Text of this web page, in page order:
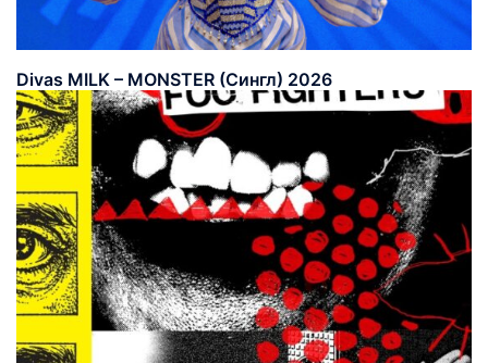
Divas MILK – MONSTER (Сингл) 2026